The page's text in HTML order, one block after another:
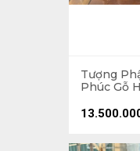
Tượng
Phúc Gỗ